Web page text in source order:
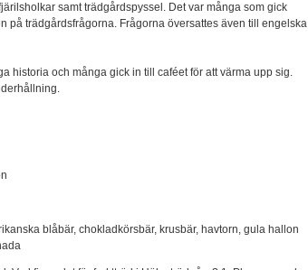
samt trädgårdspyssel. Det var många som gick
på trädgårdsfrågorna. Frågorna översattes även till engelska
historia och många gick in till caféet för att värma upp sig.
blåbär, chokladkörsbär, krusbär, havtorn, gula hallon